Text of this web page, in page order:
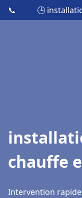
📞 🕒
chauffe
Intervention